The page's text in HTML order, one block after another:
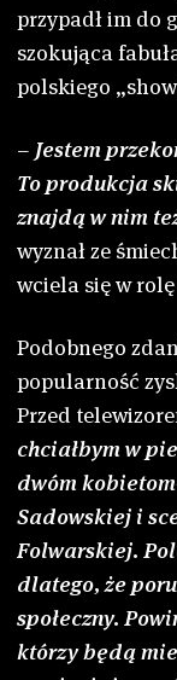
przypadł im do
szokująca
polskiego
– Jestem
To produkcja
znajdą w nim
wyznał ze
wciela się w
Podobnego
popularność
Przed
chciałbym w
dwóm
Sadowskiej i
Folwarskiej.
dlatego, że
społeczny.
którzy będą